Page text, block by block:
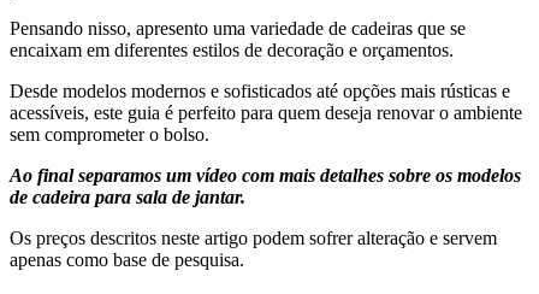
Pensando nisso, apresento uma variedade de cadeiras que se
encaixam em diferentes estilos de decoração e orçamentos.
Desde modelos modernos e sofisticados até opções mais rústicas e
acessíveis, este guia é perfeito para quem deseja renovar o ambiente
sem comprometer o bolso.
Ao final separamos um vídeo com mais detalhes sobre os modelos
de cadeira para sala de jantar.
Os preços descritos neste artigo podem sofrer alteração e servem
apenas como base de pesquisa.